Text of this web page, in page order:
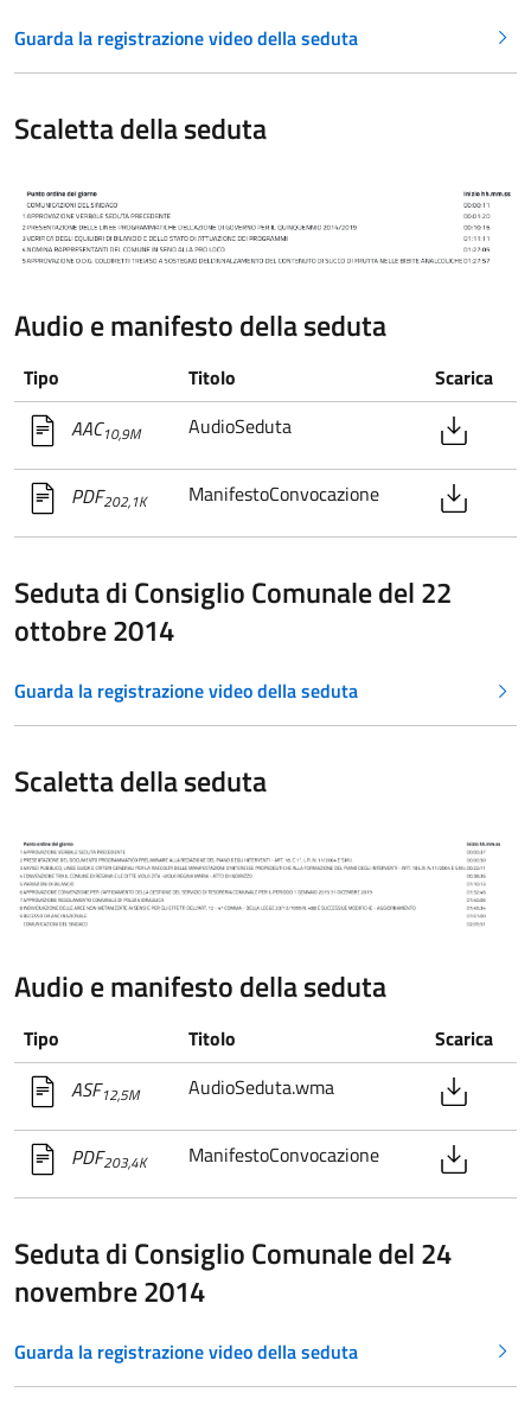
Guarda la registrazione video della seduta
Scaletta della seduta
Audio e manifesto della seduta
Tipo Titolo
Scarica
AAC10,9M AudioSeduta
PDF202,1K ManifestoConvocazione
Seduta di Consiglio Comunale del 22
ottobre 2014
Guarda la registrazione video della seduta
Scaletta della seduta
Audio e manifesto della seduta
Tipo Titolo
Scarica
ASF12,5M AudioSeduta.wma
PDF203,4K ManifestoConvocazione
Seduta di Consiglio Comunale del 24
novembre 2014
Guarda la registrazione video della seduta